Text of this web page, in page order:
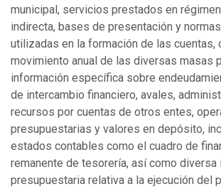
municipal, servicios prestados en
indirecta, bases de presentación y
utilizadas en la formación de las cuentas,
movimiento anual de las diversas masas
información específica sobre
de intercambio financiero, avales,
recursos por cuentas de otros entes,
presupuestarias y valores en depósito,
estados contables como el cuadro de
remanente de tesorería, así como diversa
presupuestaria relativa a la ejecución del